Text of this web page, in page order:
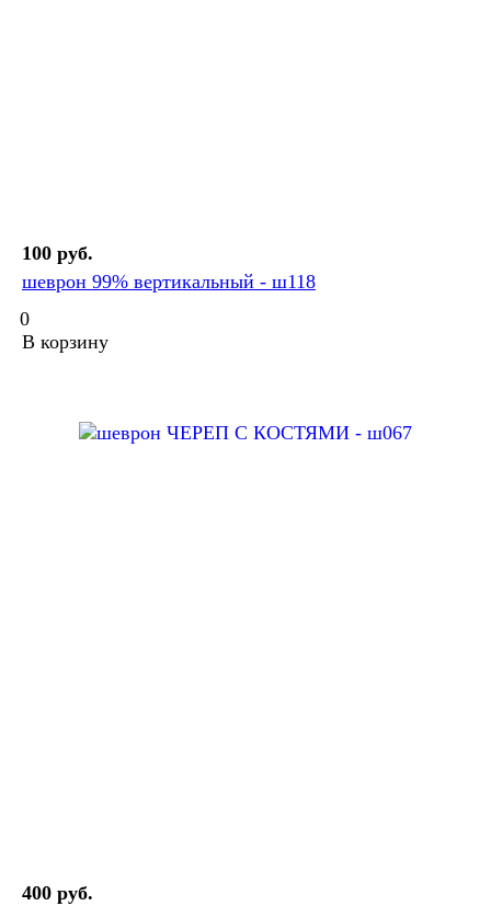
100 руб.
шеврон 99% вертикальный - ш118
0
В корзину
400 руб.